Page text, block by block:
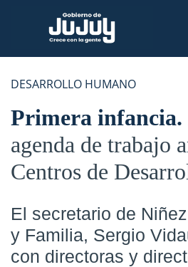
DESARROLLO HUMANO
Primera infancia
agenda de trabajo
Centros de
El secretario de
y Familia, Sergio
con directoras y